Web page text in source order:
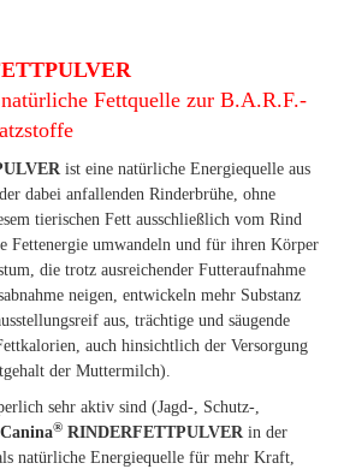
Fettquelle zur B.A.R.F.-
ist eine natürliche Energiequelle aus
dabei anfallenden Rinderbrühe, ohne
tierischen Fett ausschließlich vom Rind
Fettenergie umwandeln und für ihren Körper
die trotz ausreichender Futteraufnahme
neigen, entwickeln mehr Substanz
aus, trächtige und säugende
auch hinsichtlich der Versorgung
der Muttermilch).
sehr aktiv sind (Jagd-, Schutz-,
Canina® RINDERFETTPULVERin der
natürliche Energiequelle für mehr Kraft,